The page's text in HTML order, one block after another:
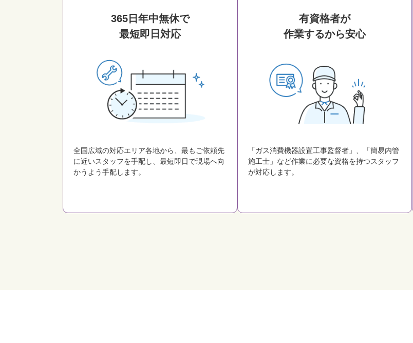
365日年中無休で
最短即日対応
全国広域の対応エリア各地から、最もご依頼先
に近いスタッフを手配し、最短即日で現場へ向
かうよう手配します。
有資格者が
作業するから安心
「ガス消費機器設置工事監督者」、「簡易内管
施工士」など作業に必要な資格を持つスタッフ
が対応します。